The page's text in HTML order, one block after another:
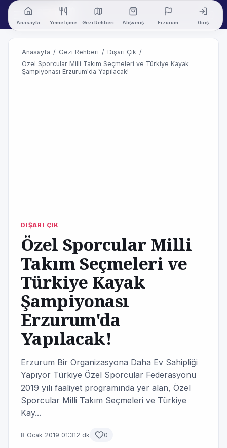
Anasayfa Yeme İçme Gezi Rehberi Alışveriş Erzurum Giriş
Anasayfa / Gezi Rehberi / Dışarı Çık /
Özel Sporcular Milli Takım Seçmeleri ve Türkiye Kayak
Şampiyonası Erzurum'da Yapılacak!
DIŞARI ÇIK
Özel Sporcular Milli
Takım Seçmeleri ve
Türkiye Kayak
Şampiyonası
Erzurum'da
Yapılacak!
Erzurum Bir Organizasyona Daha Ev Sahipliği
Yapıyor Türkiye Özel Sporcular Federasyonu
2019 yılı faaliyet programında yer alan, Özel
Sporcular Milli Takım Seçmeleri ve Türkiye
Kay...
8 Ocak 2019 01:312 dk 0